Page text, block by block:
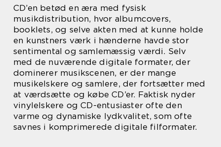
CD’en betød en æra med fysisk
musikdistribution, hvor albumcovers,
booklets, og selve akten med at kunne holde
en kunstners værk i hænderne havde stor
sentimental og samlemæssig værdi. Selv
med de nuværende digitale formater, der
dominerer musikscenen, er der mange
musikelskere og samlere, der fortsætter med
at værdsætte og købe CD’er. Faktisk nyder
vinylelskere og CD-entusiaster ofte den
varme og dynamiske lydkvalitet, som ofte
savnes i komprimerede digitale filformater.